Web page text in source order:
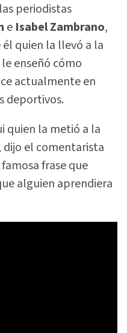
periodistas
e Isabel Zambrano,
quien la llevó a la
enseñó cómo
actualmente en
deportivos.
quien la metió a la
dijo el comentarista
frase que
alguien aprendiera